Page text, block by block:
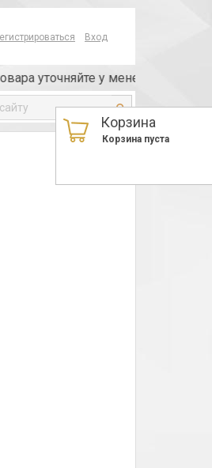
Вход
уточняйте у менеджера или по
Корзина
Корзина пуста